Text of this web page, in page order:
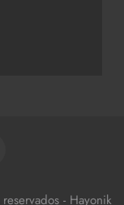
- Hayonik